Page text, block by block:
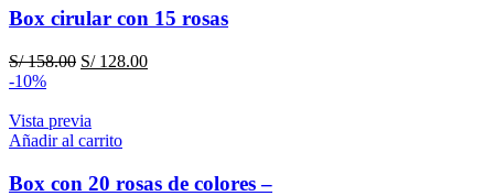
Box cirular con 15 rosas
S/158.00 El
era:
S/ 158.00.
S/128.00El
-10%
Vista previa
Añadir al carrito
Box con 20 rosas de colores –